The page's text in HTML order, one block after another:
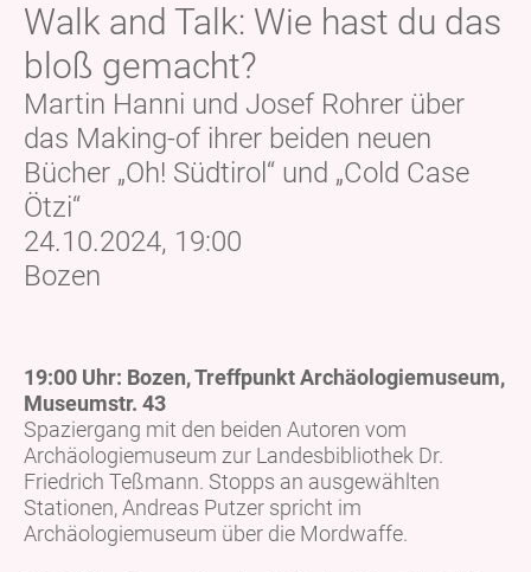
Walk and Talk: Wie hast du das
bloß gemacht?
Martin Hanni und Josef Rohrer über
das Making-of ihrer beiden neuen
Bücher „Oh! Südtirol“ und „Cold Case
Ötzi“
24.10.2024, 19:00
Bozen
19:00 Uhr: Bozen, Treffpunkt Archäologiemuseum,
Museumstr. 43
Spaziergang mit den beiden Autoren vom
Archäologiemuseum zur Landesbibliothek Dr.
Friedrich Teßmann. Stopps an ausgewählten
Stationen, Andreas Putzer spricht im
Archäologiemuseum über die Mordwaffe.